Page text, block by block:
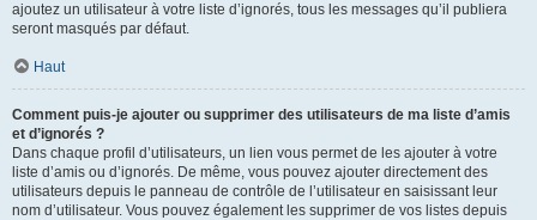
ajoutez un utilisateur à votre liste d’ignorés, tous les messages qu’il publiera
seront masqués par défaut.
Haut
Comment puis-je ajouter ou supprimer des utilisateurs de ma liste d’amis
et d’ignorés ?
Dans chaque profil d’utilisateurs, un lien vous permet de les ajouter à votre
liste d’amis ou d’ignorés. De même, vous pouvez ajouter directement des
utilisateurs depuis le panneau de contrôle de l’utilisateur en saisissant leur
nom d’utilisateur. Vous pouvez également les supprimer de vos listes depuis